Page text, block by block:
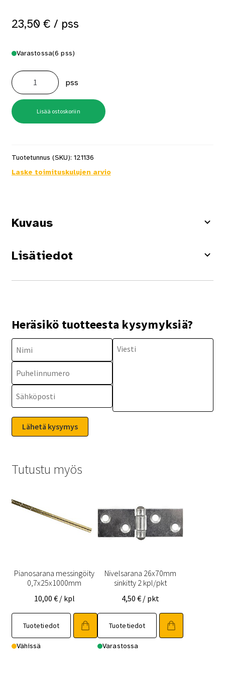
23,50 € / pss
Varastossa(6 pss)
Koukkusarana
400mm
sinkitty
2
kpl/pkt
määrä
pss
Lisää ostoskoriin
Tuotetunnus (SKU): 121136
Laske toimituskulujen arvio
Kuvaus
Lisätiedot
Heräsikö tuotteesta kysymyksiä?
Tutustu myös
Pianosarana messingöity
0,7x25x1000mm
10,00 € / kpl
Tuotetiedot
Vähissä
Nivelsarana 26x70mm
sinkitty 2 kpl/pkt
4,50€ / pkt
Tuotetiedot
Varastossa